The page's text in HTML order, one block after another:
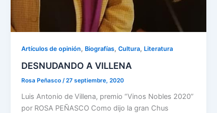
Artículos de opinión, Biografías,Cultura, Literatura
DESNUDANDO A VILLENA
Rosa Peñasco/27 septiembre, 2020
Luis Antonio de Villena, premio “Vinos Nobles 2020”
por ROSA PEÑASCO Como dijo la gran Chus